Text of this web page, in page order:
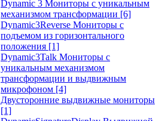
Dynamic 3 Мониторы с уникальным
механизмом трансформации [6]
Dynamic3Reverse Мониторы с
подъемом из горизонтального
положения [1]
Dynamic3Talk Мониторы с
уникальным механизмом
трансформации и выдвижным
микрофоном [4]
Двусторонние выдвижные мониторы
[1]